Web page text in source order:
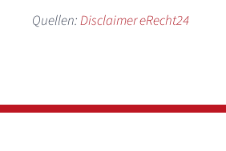
Quellen:Disclaimer eRecht24